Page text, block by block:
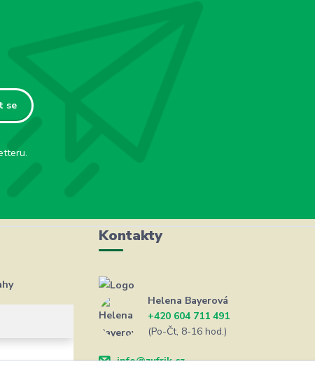
se
Kontakty
Helena Bayerová
+420 604 711 491
(Po-Čt, 8-16 hod.)
info@zufrik.cz